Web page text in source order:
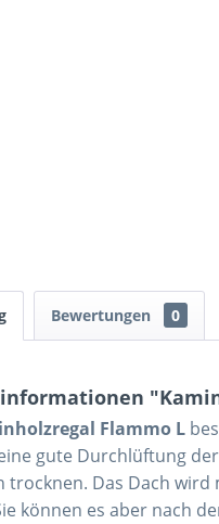
Bewertungen 0
Flammo L
gute Durchlüftung
trocknen. Das Dach
können es aber nach